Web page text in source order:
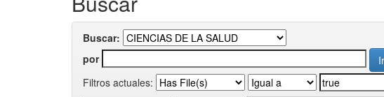
Buscar:
por
Filtros actuales: